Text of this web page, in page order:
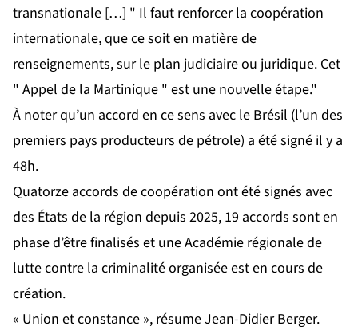
transnationale […] " Il faut renforcer la coopération
internationale, que ce soit en matière de
renseignements, sur le plan judiciaire ou juridique. Cet
" Appel de la Martinique " est une nouvelle étape."
À noter qu’un accord en ce sens avec le Brésil (l’un des
premiers pays producteurs de pétrole) a été signé il y a
48h.
Quatorze accords de coopération ont été signés avec
des États de la région depuis 2025, 19 accords sont en
phase d’être finalisés et une Académie régionale de
lutte contre la criminalité organisée est en cours de
création.
« Union et constance », résume Jean-Didier Berger.